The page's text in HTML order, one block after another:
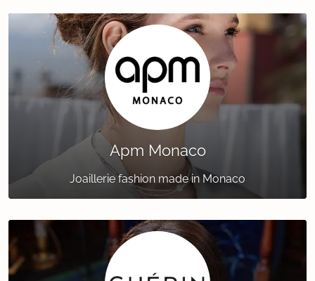
Apm Monaco
Joaillerie fashion made in Monaco